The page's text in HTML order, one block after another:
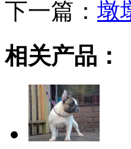
下一篇： 墩
相关产品：